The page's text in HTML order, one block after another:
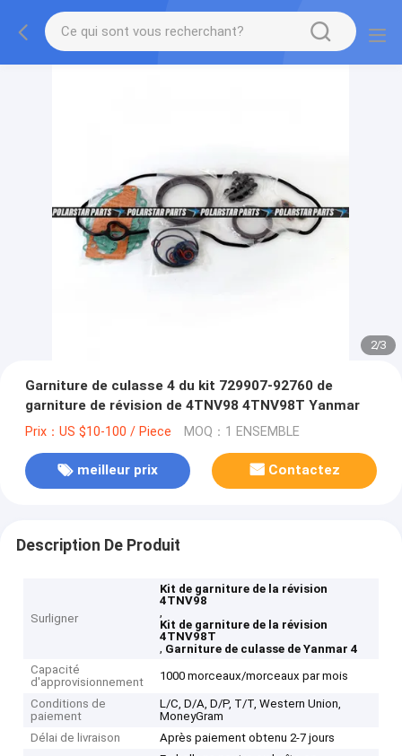
2/3
Garniture de culasse 4 du kit 729907-92760 de
garniture de révision de 4TNV98 4TNV98T Yanmar
Prix：US $10-100 / Piece MOQ：1 ENSEMBLE
meilleur prix Contactez
Description De Produit
Surligner
Kit de garniture de la révision
4TNV98
,
Kit de garniture de la révision
4TNV98T
, Garniture de culasse de Yanmar 4
Capacité
d'approvisionnement
1000 morceaux/morceaux par mois
Conditions de
paiement
L/C, D/A, D/P, T/T, Western Union,
MoneyGram
Délai de livraison
Après paiement obtenu 2-7 jours